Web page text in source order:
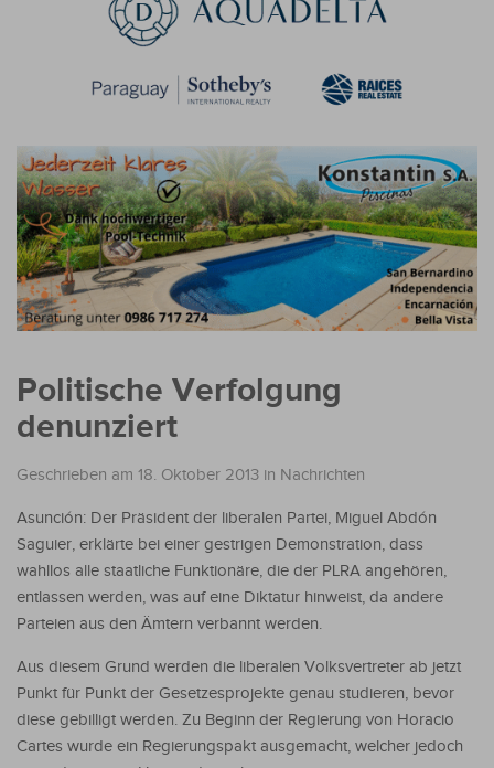
Politische Verfolgung
denunziert
Geschrieben am 18. Oktober 2013 in Nachrichten
Asunción: Der Präsident der liberalen Partei, Miguel Abdón
Saguier, erklärte bei einer gestrigen Demonstration, dass
wahllos alle staatliche Funktionäre, die der PLRA angehören,
entlassen werden, was auf eine Diktatur hinweist, da andere
Parteien aus den Ämtern verbannt werden.
Aus diesem Grund werden die liberalen Volksvertreter ab jetzt
Punkt für Punkt der Gesetzesprojekte genau studieren, bevor
diese gebilligt werden. Zu Beginn der Regierung von Horacio
Cartes wurde ein Regierungspakt ausgemacht, welcher jedoch